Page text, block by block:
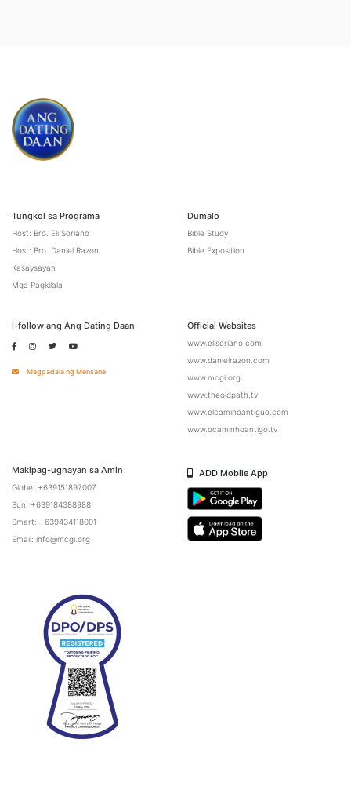
Tungkol sa Programa
Host: Bro. Eli Soriano
Host: Bro. Daniel Razon
Kasaysayan
Mga Pagkilala
Dumalo
Bible Study
Bible Exposition
I-follow ang Ang Dating Daan
Magpadala ng Mensahe
Official Websites
www.elisoriano.com
www.danielrazon.com
www.mcgi.org
www.theoldpath.tv
www.elcaminoantiguo.com
www.ocaminhoantigo.tv
Makipag-ugnayan sa Amin
Globe: +639151897007
Sun: +639184388988
Smart: +639434118001
Email: info@mcgi.org
ADD Mobile App